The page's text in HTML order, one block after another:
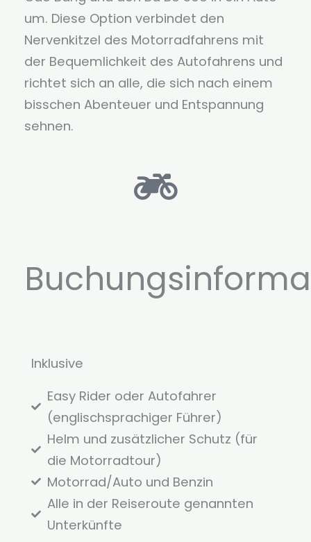
um. Diese Option verbindet den
Nervenkitzel des Motorradfahrens mit
der Bequemlichkeit des Autofahrens und
richtet sich an alle, die sich nach einem
bisschen Abenteuer und Entspannung
sehnen.
Inklusive
Easy Rider oder Autofahrer
(englischsprachiger Führer)
Helm und zusätzlicher Schutz (für
die Motorradtour)
Motorrad/Auto und Benzin
Alle in der Reiseroute genannten
Unterkünfte